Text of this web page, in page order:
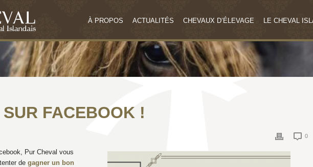
À PROPOS ACTUALITÉS CHEVAUX D’ÉLEVAGE LE CHEVAL
FACEBOOK !
0
Pur Cheval vous
de gagner un bon